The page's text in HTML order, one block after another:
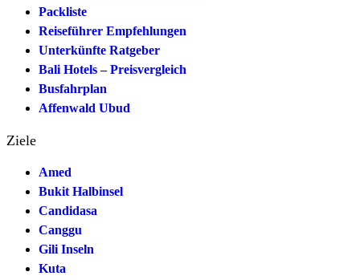
Packliste
Reiseführer Empfehlungen
Unterkünfte Ratgeber
Bali Hotels – Preisvergleich
Busfahrplan
Affenwald Ubud
Ziele
Amed
Bukit Halbinsel
Candidasa
Canggu
Gili Inseln
Kuta